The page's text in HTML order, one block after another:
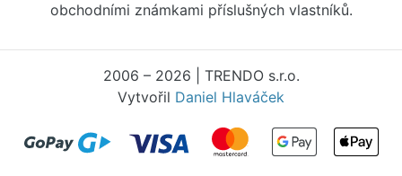
obchodními známkami příslušných vlastníků.
2006 – 2026 | TRENDO s.r.o.
Vytvořil Daniel Hlaváček